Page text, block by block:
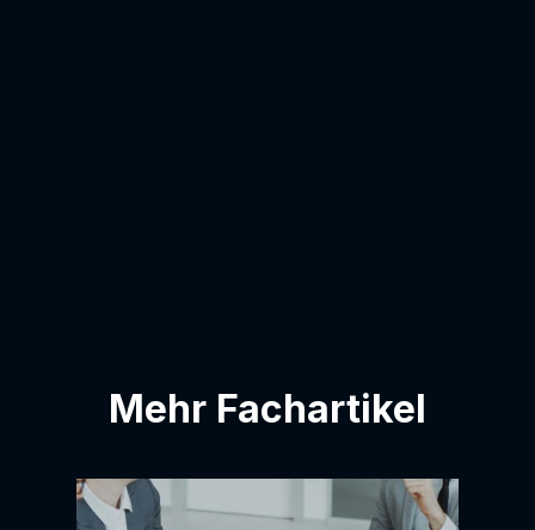
Mehr Fachartikel